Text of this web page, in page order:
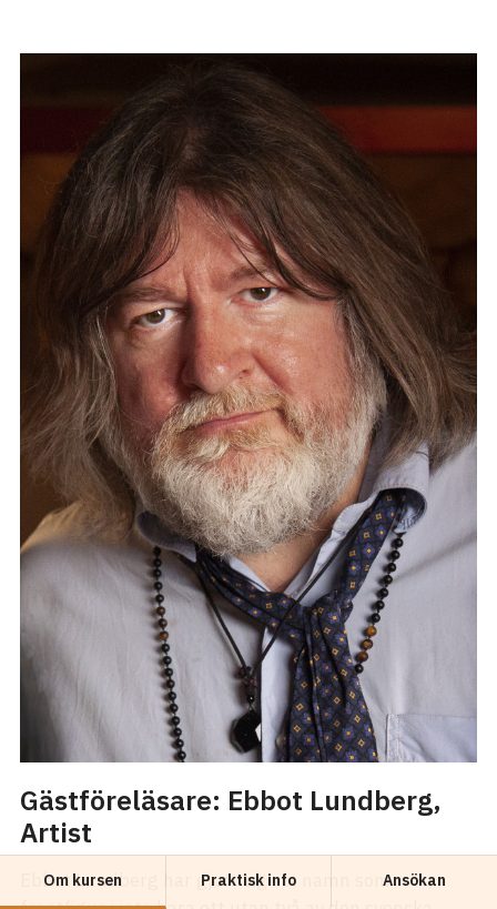
Om kursen Praktisk info Ansökan
Gästföreläsare: Ebbot Lundberg,
Artist
Ebbot Lundberg har gjort sig ett namn som